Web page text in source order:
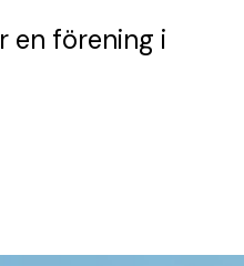
en förening i